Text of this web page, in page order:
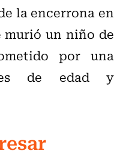
la encerrona en
murió un niño de
por una
de edad y